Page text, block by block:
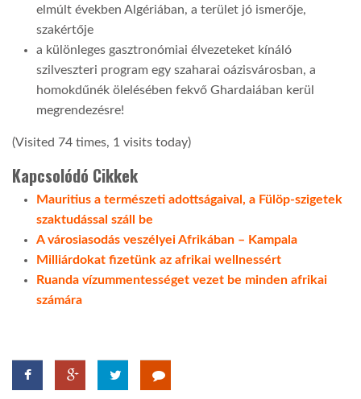
elmúlt években Algériában, a terület jó ismerője,
szakértője
a különleges gasztronómiai élvezeteket kínáló
szilveszteri program egy szaharai oázisvárosban, a
homokdűnék ölelésében fekvő Ghardaiában kerül
megrendezésre!
(Visited 74 times, 1 visits today)
Kapcsolódó Cikkek
Mauritius a természeti adottságaival, a Fülöp-szigetek
szaktudással száll be
A városiasodás veszélyei Afrikában – Kampala
Milliárdokat fizetünk az afrikai wellnessért
Ruanda vízummentességet vezet be minden afrikai
számára